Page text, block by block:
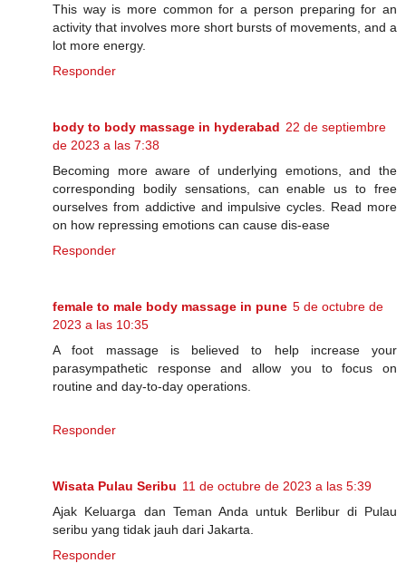
This way is more common for a person preparing for an
activity that involves more short bursts of movements, and a
lot more energy.
Responder
body to body massage in hyderabad 22 de septiembre
de 2023 a las 7:38
Becoming more aware of underlying emotions, and the
corresponding bodily sensations, can enable us to free
ourselves from addictive and impulsive cycles. Read more
on how repressing emotions can cause dis-ease
Responder
female to male body massage in pune 5 de octubre de
2023 a las 10:35
A foot massage is believed to help increase your
parasympathetic response and allow you to focus on
routine and day-to-day operations.
Responder
Wisata Pulau Seribu 11 de octubre de 2023 a las 5:39
Ajak Keluarga dan Teman Anda untuk Berlibur di Pulau
seribu yang tidak jauh dari Jakarta.
Responder